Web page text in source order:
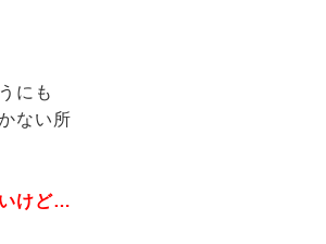
にも
ない所
けど…